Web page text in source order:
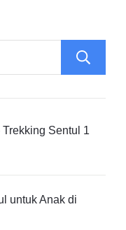
Sentul 1
untuk Anak di